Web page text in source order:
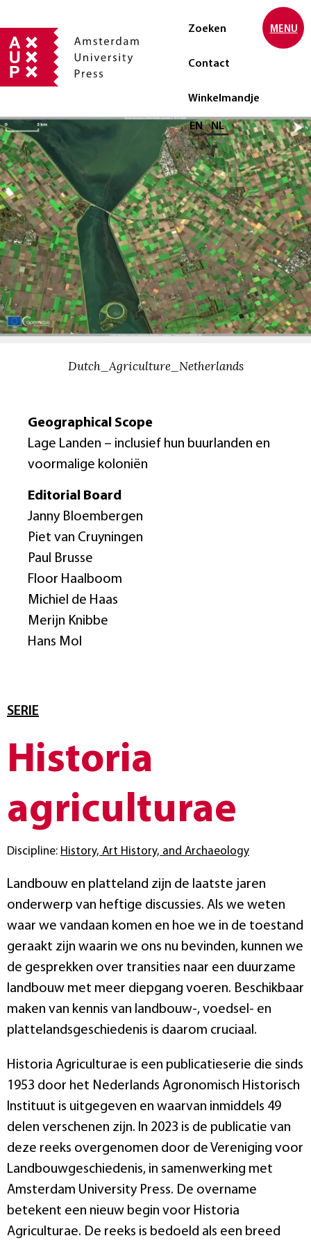
Zoeken
Contact
Winkelmandje
Selecteer taal
EN NL
MENU
Dutch_Agriculture_Netherlands
Geographical Scope
Lage Landen – inclusief hun buurlanden en
voormalige koloniën
Editorial Board
Janny Bloembergen
Piet van Cruyningen
Paul Brusse
Floor Haalboom
Michiel de Haas
Merijn Knibbe
Hans Mol
SERIE
Historia
agriculturae
Discipline: History, Art History, and Archaeology
Landbouw en platteland zijn de laatste jaren
onderwerp van heftige discussies. Als we weten
waar we vandaan komen en hoe we in de toestand
geraakt zijn waarin we ons nu bevinden, kunnen we
de gesprekken over transities naar een duurzame
landbouw met meer diepgang voeren. Beschikbaar
maken van kennis van landbouw-, voedsel- en
plattelandsgeschiedenis is daarom cruciaal.
Historia Agriculturae is een publicatieserie die sinds
1953 door het Nederlands Agronomisch Historisch
Instituut is uitgegeven en waarvan inmiddels 49
delen verschenen zijn. In 2023 is de publicatie van
deze reeks overgenomen door de Vereniging voor
Landbouwgeschiedenis, in samenwerking met
Amsterdam University Press. De overname
betekent een nieuw begin voor Historia
Agriculturae. De reeks is bedoeld als een breed